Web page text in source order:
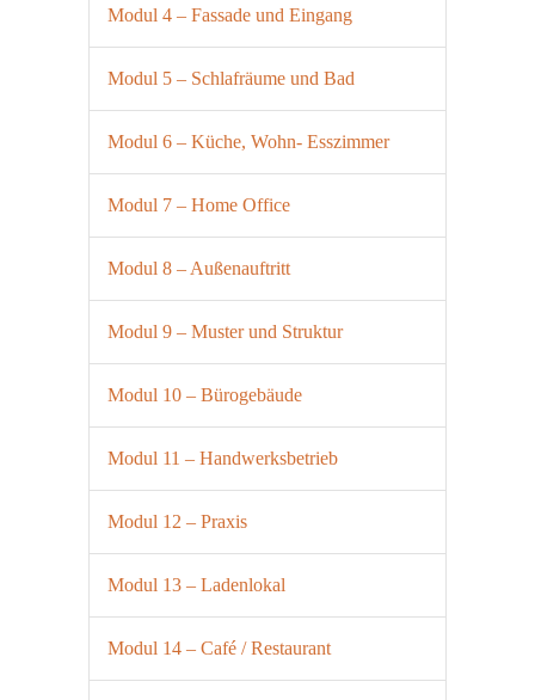
Modul 4 – Fassade und Eingang
Modul 5 – Schlafräume und Bad
Modul 6 – Küche, Wohn- Esszimmer
Modul 7 – Home Office
Modul 8 – Außenauftritt
Modul 9 – Muster und Struktur
Modul 10 – Bürogebäude
Modul 11 – Handwerksbetrieb
Modul 12 – Praxis
Modul 13 – Ladenlokal
Modul 14 – Café / Restaurant